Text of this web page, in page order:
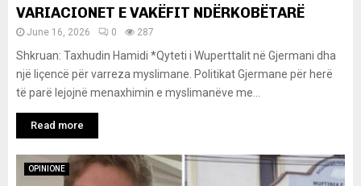
VARIACIONET E VAKËFIT NDËRKOBËTARË
June 16, 2026 0 287
Shkruan: Taxhudin Hamidi *Qyteti i Wuperttalit në Gjermani dha
një liçencë për varreza myslimane. Politikat Gjermane për herë
të parë lejojnë menaxhimin e myslimanëve me...
Read more
OPINIONE